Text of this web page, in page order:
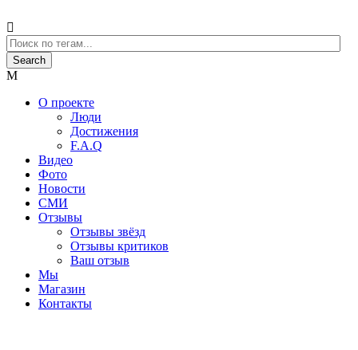
О проекте
Люди
Достижения
F.A.Q
Видео
Фото
Новости
СМИ
Отзывы
Отзывы звёзд
Отзывы критиков
Ваш отзыв
Мы
Магазин
Контакты